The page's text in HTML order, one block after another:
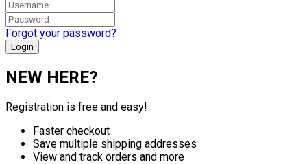
Forgot your password?
NEW HERE?
Registration is free and easy!
Faster checkout
Save multiple shipping addresses
View and track orders and more